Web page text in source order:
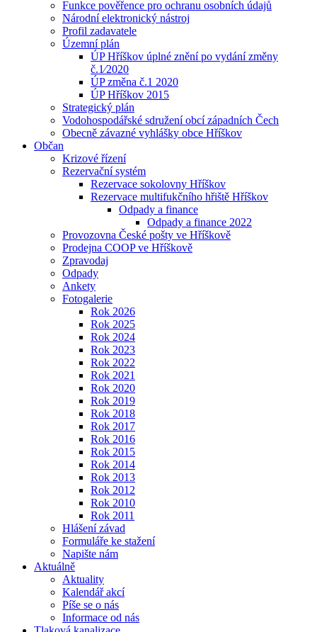
Funkce pověřence pro ochranu osobních údajů
Národní elektronický nástroj
Profil zadavatele
Územní plán
ÚP Hříškov úplné znění po vydání změny
č.1⁄2020
ÚP změna č.1 2020
ÚP Hříškov 2015
Strategický plán
Vodohospodářské sdružení obcí západních Čech
Obecně závazné vyhlášky obce Hříškov
Občan
Krizové řízení
Rezervační systém
Rezervace sokolovny Hříškov
Rezervace multifukčního hřiště Hříškov
Odpady a finance
Odpady a finance 2022
Provozovna České pošty ve Hříškově
Prodejna COOP ve Hříškově
Zpravodaj
Odpady
Ankety
Fotogalerie
Rok 2026
Rok 2025
Rok 2024
Rok 2023
Rok 2022
Rok 2021
Rok 2020
Rok 2019
Rok 2018
Rok 2017
Rok 2016
Rok 2015
Rok 2014
Rok 2013
Rok 2012
Rok 2010
Rok 2011
Hlášení závad
Formuláře ke stažení
Napište nám
Aktuálně
Aktuality
Kalendář akcí
Píše se o nás
Informace od nás